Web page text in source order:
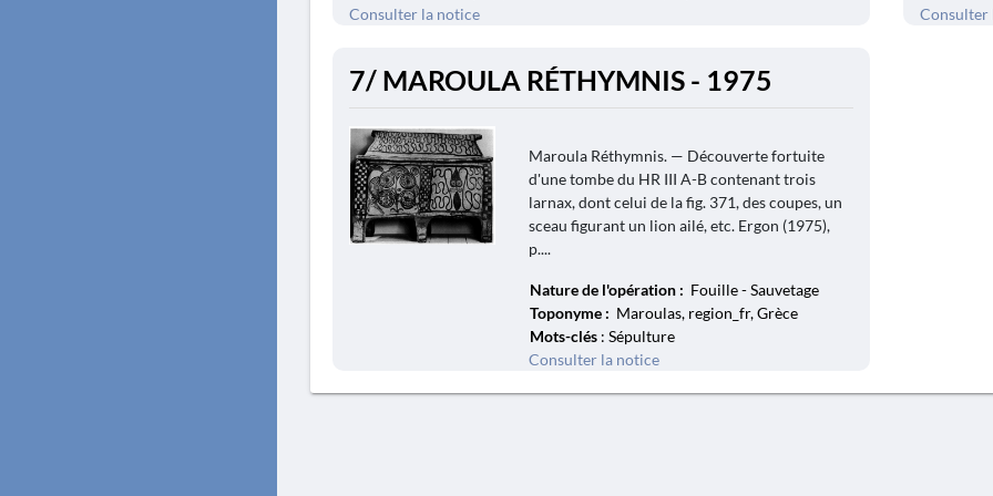
Consulter la notice
Consulter
7/ MAROULA RÉTHYMNIS - 1975
Maroula Réthymnis. — Découverte fortuite
d'une tombe du HR III A-B contenant trois
larnax, dont celui de la fig. 371, des coupes, un
sceau figurant un lion ailé, etc. Ergon (1975),
p....
Nature de l'opération : Fouille - Sauvetage
Toponyme : Maroulas, region_fr, Grèce
Mots-clés: Sépulture
Consulter la notice